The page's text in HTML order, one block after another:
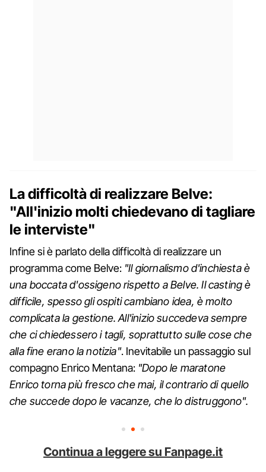
La difficoltà di realizzare Belve:
"All'inizio molti chiedevano di tagliare
le interviste"
Infine si è parlato della difficoltà di realizzare un
programma come Belve: "Il giornalismo d'inchiesta è
una boccata d'ossigeno rispetto a Belve. Il casting è
difficile, spesso gli ospiti cambiano idea, è molto
complicata la gestione. All'inizio succedeva sempre
che ci chiedessero i tagli, soprattutto sulle cose che
alla fine erano la notizia". Inevitabile un passaggio sul
compagno Enrico Mentana: "Dopo le maratone
Enrico torna più fresco che mai, il contrario di quello
che succede dopo le vacanze, che lo distruggono".
Continua a leggere su Fanpage.it